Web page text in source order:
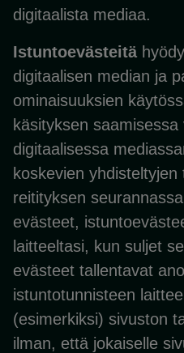
digitaalista mediaa.
Istuntoevästeitä
digitaalisen median ja
ominaisuuksien
käsityksen
digitaalisessa
koskevien
reitityksen
evästeet,
laitteeltasi, kun suljet
evästeet tallentavat
istuntotunnisteen
(esimerkiksi) sivuston
ilman, että jokaiselle